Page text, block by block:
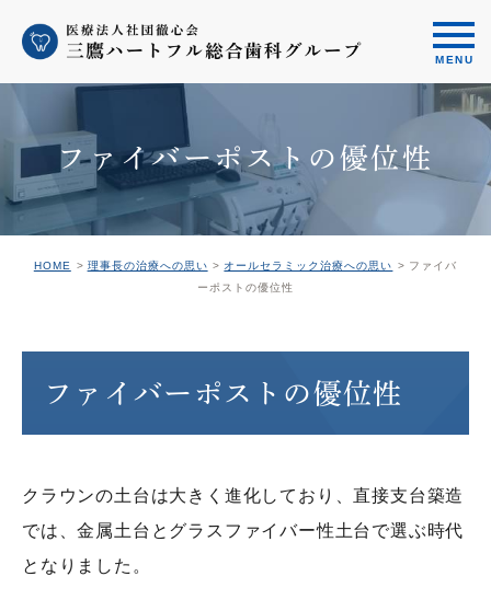
ファイバーポストの優位性
HOME 理事長の治療への思い オールセラミック治療への思い
ファイバ
ーポストの優位性
ファイバーポストの優位性
クラウンの土台は大きく進化しており、直接支台築造
では、金属土台とグラスファイバー性土台で選ぶ時代
となりました。